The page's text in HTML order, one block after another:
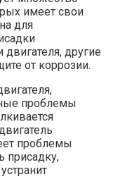
имеет свои
для
другие
от коррозии.
проблемы
проблемы
присадку,